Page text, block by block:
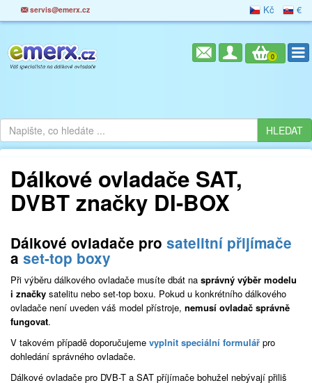
servis@emerx.cz Kč €
0
Dálkové ovladače SAT,
DVBT značky DI-BOX
Dálkové ovladače pro satelitní přijímače
a set-top boxy
Při výběru dálkového ovladače musíte dbát na správný výběr modelu
i značky satelitu nebo set-top boxu. Pokud u konkrétního dálkového
ovladače není uveden váš model přístroje, nemusí ovladač správně
fungovat.
V takovém případě doporučujeme vyplnit speciální formulář pro
dohledání správného ovladače.
Dálkové ovladače pro DVB-T a SAT příjímače bohužel nebývají přiliš